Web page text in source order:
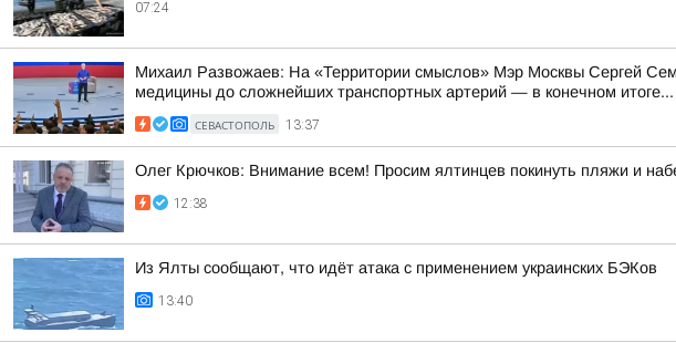
07:24
Михаил Развожаев: На «Территории смыслов» Мэр Москвы Сергей
медицины до сложнейших транспортных артерий — в конечном итоге...
СЕВАСТОПОЛЬ 13:37
Олег Крючков: Внимание всем! Просим ялтинцев покинуть пляжи и
12:38
Из Ялты сообщают, что идёт атака с применением украинских БЭКов
13:40